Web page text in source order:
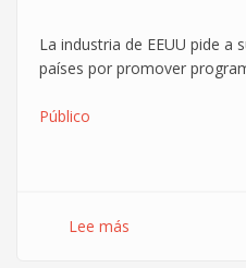
La industria de EEUU pide a
países por promover
Público
Lee más